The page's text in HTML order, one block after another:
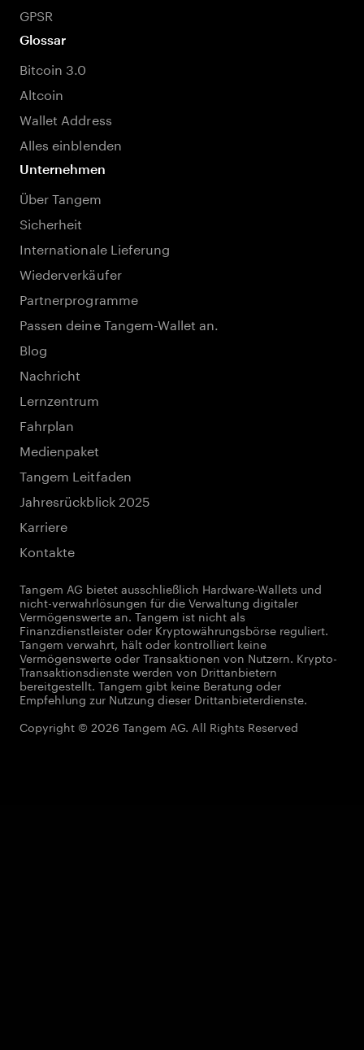
GPSR
Glossar
Bitcoin 3.0
Altcoin
Wallet Address
Alles einblenden
Unternehmen
Über Tangem
Sicherheit
Internationale Lieferung
Wiederverkäufer
Partnerprogramme
Passen deine Tangem-Wallet an.
Blog
Nachricht
Lernzentrum
Fahrplan
Medienpaket
Tangem Leitfaden
Jahresrückblick 2025
Karriere
Kontakte
Tangem AG bietet ausschließlich Hardware-Wallets und
nicht-verwahrlösungen für die Verwaltung digitaler
Vermögenswerte an. Tangem ist nicht als
Finanzdienstleister oder Kryptowährungsbörse reguliert.
Tangem verwahrt, hält oder kontrolliert keine
Vermögenswerte oder Transaktionen von Nutzern. Krypto-
Transaktionsdienste werden von Drittanbietern
bereitgestellt. Tangem gibt keine Beratung oder
Empfehlung zur Nutzung dieser Drittanbieterdienste.